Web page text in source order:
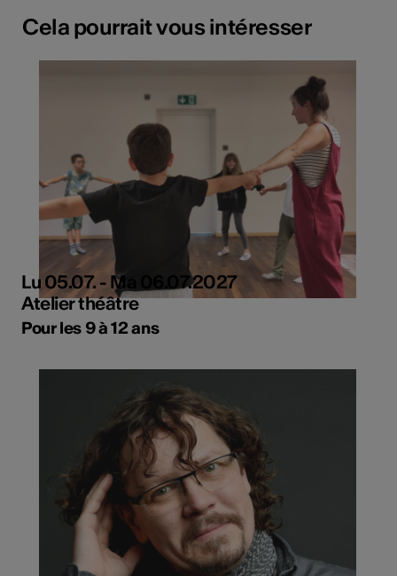
Cela pourrait vous intéresser
Lu 05.07. - Ma 06.07.2027
Atelier théâtre
Pour les 9 à 12 ans